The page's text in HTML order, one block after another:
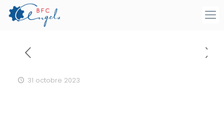
31 octobre 2023